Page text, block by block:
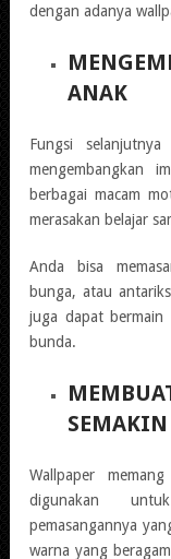
dengan adanya
ANAK
Fungsi
mengembangkan
berbagai macam
merasakan belajar
Anda bisa
bunga, atau
juga dapat bermain
bunda.
Wallpaper
digunakan
pemasangannya
warna yang